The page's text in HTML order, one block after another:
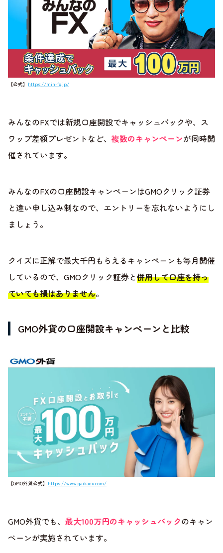
【公式】 https://min-fx.jp/
みんなのFXでは新規口座開設でキャッシュバックや、ス
ワップ差額プレゼントなど、 複数のキャンペーンが同時開
催されています。
みんなのFXの口座開設キャンペーンはGMOクリック証券
と違い申し込み制なので、エントリーを忘れないようにし
ましょう。
クイズに正解で最大千円もらえるキャンペーンも毎月開催
しているので、GMOクリック証券と併用して口座を持っ
ていても損はありません。
GMO外貨の口座開設キャンペーンと比較
【GMO外貨公式】 https://www.gaikaex.com/
GMO外貨でも、 最大100万円のキャッシュバックのキャン
ペーンが実施されています。